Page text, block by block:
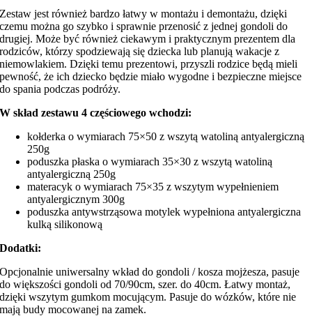
Zestaw jest również bardzo łatwy w montażu i demontażu, dzięki
czemu można go szybko i sprawnie przenosić z jednej gondoli do
drugiej. Może być również ciekawym i praktycznym prezentem dla
rodziców, którzy spodziewają się dziecka lub planują wakacje z
niemowlakiem. Dzięki temu prezentowi, przyszli rodzice będą mieli
pewność, że ich dziecko będzie miało wygodne i bezpieczne miejsce
do spania podczas podróży.
W skład zestawu 4 częściowego wchodzi:
kołderka o wymiarach 75×50 z wszytą watoliną antyalergiczną
250g
poduszka płaska o wymiarach 35×30 z wszytą watoliną
antyalergiczną 250g
materacyk o wymiarach 75×35 z wszytym wypełnieniem
antyalergicznym 300g
poduszka antywstrząsowa motylek wypełniona antyalergiczna
kulką silikonową
Dodatki:
Opcjonalnie uniwersalny wkład do gondoli / kosza mojżesza, pasuje
do większości gondoli od 70/90cm, szer. do 40cm. Łatwy montaż,
dzięki wszytym gumkom mocującym. Pasuje do wózków, które nie
mają budy mocowanej na zamek.